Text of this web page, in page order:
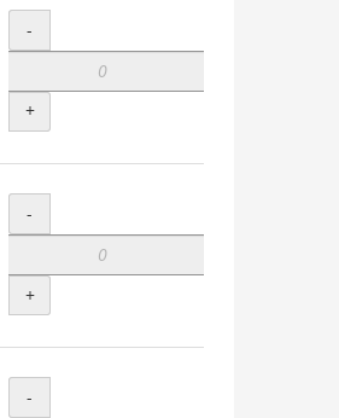
Menge
-
+
Menge
-
+
Menge
-